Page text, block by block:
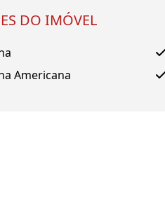
DO IMÓVEL
Americana